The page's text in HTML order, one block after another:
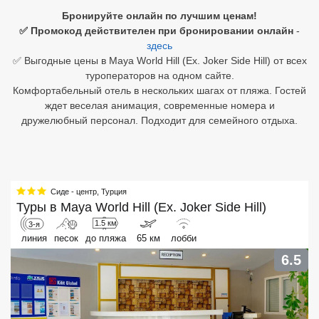
Бронируйте онлайн по лучшим ценам!
✅ Промокод действителен при бронировании онлайн -
здесь
✅ Выгодные цены в Maya World Hill (Ex. Joker Side Hill) от всех
туроператоров на одном сайте.
Комфортабельный отель в нескольких шагах от пляжа. Гостей
ждет веселая анимация, современные номера и
дружелюбный персонал. Подходит для семейного отдыха.
Сиде - центр, Турция
Туры в Maya World Hill (Ex. Joker Side Hill)
3-я
линия песок
1.5 км
до пляжа 65 км лобби
6.5
Египет
Куба
Северный Гоа
Южный Гоа
Абхазия
Большой Сочи